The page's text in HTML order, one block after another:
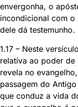
envergonha, o
incondicional com o
dele dá testemunho.
1.17 – Neste
relativa ao poder de
revela no
passagem do
que conduz a vida